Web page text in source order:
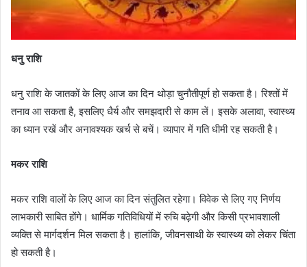
धनु राशि
धनु राशि के जातकों के लिए आज का दिन थोड़ा चुनौतीपूर्ण हो सकता है। रिश्तों में
तनाव आ सकता है, इसलिए धैर्य और समझदारी से काम लें। इसके अलावा, स्वास्थ्य
का ध्यान रखें और अनावश्यक खर्च से बचें। व्यापार में गति धीमी रह सकती है।
मकर राशि
मकर राशि वालों के लिए आज का दिन संतुलित रहेगा। विवेक से लिए गए निर्णय
लाभकारी साबित होंगे। धार्मिक गतिविधियों में रुचि बढ़ेगी और किसी प्रभावशाली
व्यक्ति से मार्गदर्शन मिल सकता है। हालांकि, जीवनसाथी के स्वास्थ्य को लेकर चिंता
हो सकती है।